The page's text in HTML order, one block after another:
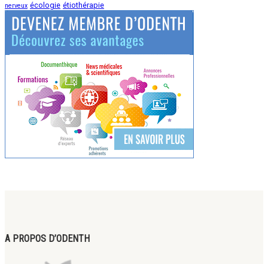
nerveux écologie étiothérapie
A PROPOS D’ODENTH